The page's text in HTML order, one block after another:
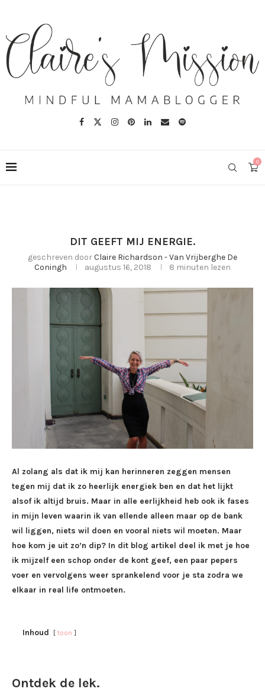
0
DIT GEEFT MIJ ENERGIE.
geschreven doorClaire Richardson - Van Vrijberghe De
Coningh
augustus 16, 2018 8 minuten lezen
Al zolang als dat ik mij kan herinneren zeggen mensen
tegen mij dat ik zo heerlijk energiek ben en dat het lijkt
alsof ik altijd bruis. Maar in alle eerlijkheid heb ook ik fases
in mijn leven waarin ik van ellende alleen maar op de bank
wil liggen, niets wil doen en vooral niets wil moeten. Maar
hoe kom je uit zo’n dip? In dit blog artikel deel ik met je hoe
ik mijzelf een schop onder de kont geef, een paar pepers
voer en vervolgens weer sprankelend voor je sta zodra we
elkaar in real life ontmoeten.
Inhoud toon
Ontdek de lek.